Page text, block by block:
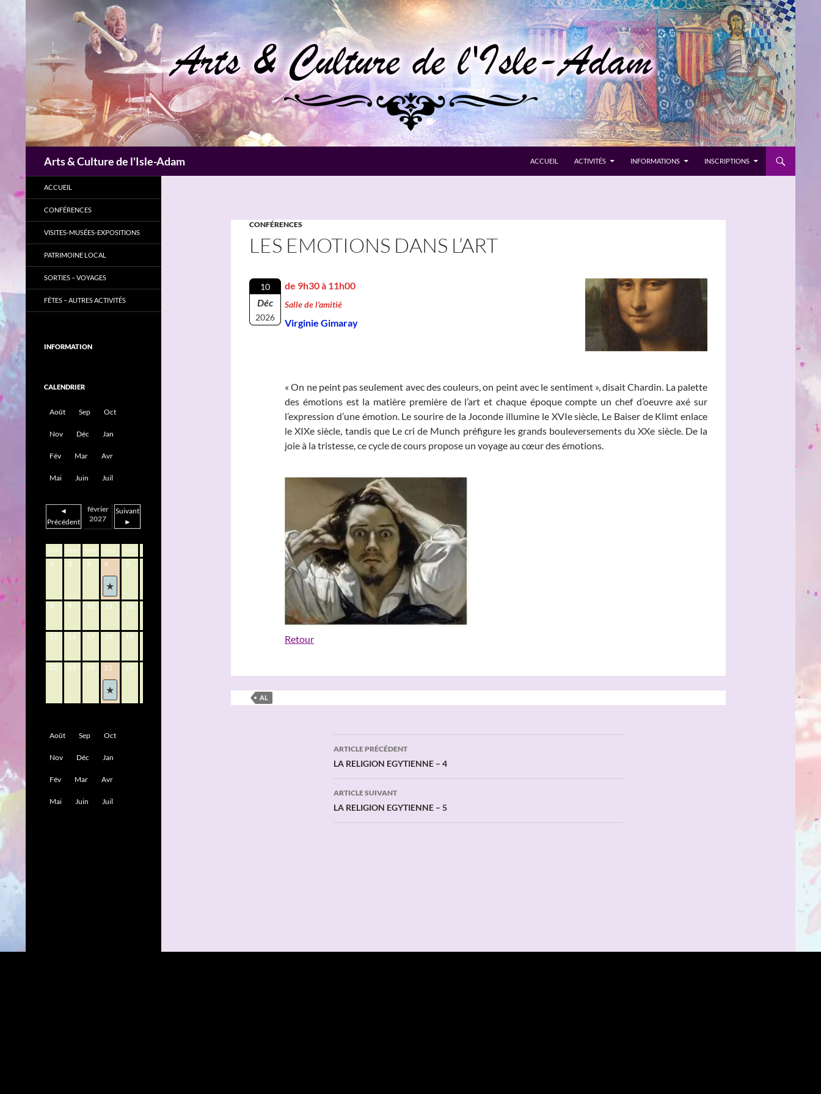
Arts & Culture de l'Isle-Adam ACCUEIL ACTIVITÉS INFORMATIONS INSCRIPTIONS
CONFÉRENCES
LES EMOTIONS DANS L’ART
10
Déc
2026
de 9h30 à 11h00
Salle de l'amitié
Virginie Gimaray
« On ne peint pas seulement avec des couleurs, on peint avec le sentiment », disait Chardin. La palette
des émotions est la matière première de l’art et chaque époque compte un chef d’oeuvre axé sur
l’expression d’une émotion. Le sourire de la Joconde illumine le XVIe siècle, Le Baiser de Klimt enlace
le XIXe siècle, tandis que Le cri de Munch préfigure les grands bouleversements du XXe siècle. De la
joie à la tristesse, ce cycle de cours propose un voyage au cœur des émotions.
Retour
AL
Navigation
des
articles
ARTICLE PRÉCÉDENT
LA RELIGION EGYTIENNE – 4
ARTICLE SUIVANT
LA RELIGION EGYTIENNE – 5
ACCUEIL
CONFÉRENCES
VISITES-MUSÉES-EXPOSITIONS
PATRIMOINE LOCAL
SORTIES – VOYAGES
FÊTES – AUTRES ACTIVITÉS
INFORMATION
CALENDRIER
Août Sep Oct
Nov Déc Jan
Fév Mar Avr
Mai Juin Juil
◄
Précédent
février
2027
Suivant
►
lun mar mer jeu ven sam
1
2 3 4 5
8 9 10 11 12
15 16 17 18 19
22 23 24 25 26
Août Sep Oct
Nov Déc Jan
Fév Mar Avr
Mai Juin Juil